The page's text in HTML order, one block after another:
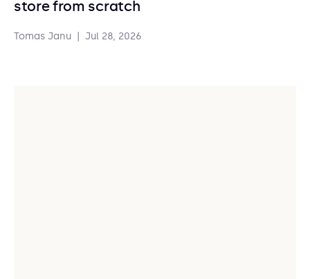
store from scratch
Tomas Janu Jul 28, 2026